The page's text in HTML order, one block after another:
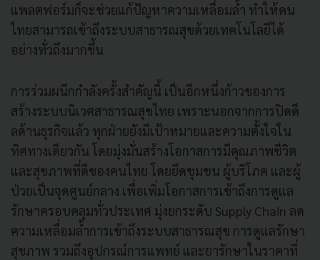
แพลตฟอร์มก็จะช่วยแก้ปัญหาความเหลื่อมล้ำ ทำให้คน
ไทยสามารถเข้าถึงระบบสาธารณสุขด้วยเทคโนโลยีได้
อย่างทั่วถึงมากขึ้น
การร่วมผนึกกำลังครั้งสำคัญนี้ เป็นอีกหนึ่งก้าวของการ
สร้างระบบนิเวศสาธารณสุขไทย เพราะนอกจากการปิดดี
ลด้านธุรกิจแล้ว ทุกฝ่ายยังมีเป้าหมายและความตั้งใจใน
ทิศทางเดียวกัน โดยมุ่งมั่นสร้างโอกาสการมีคุณภาพชีวิต
และสุขภาพที่ดีของคนไทย โดยยึดชุมชน ผู้บริโภค และผู้
ป่วยเป็นจุดศูนย์กลาง เพื่อเพิ่มโอกาสการเข้าถึงการดูแล
รักษาครอบคลุมทั่วประเทศ มุ่งยกระดับ Supply Chain ลด
ความเหลื่อมล้ำการเข้าถึงระบบสาธารณสุข การดูแลรักษา
สุขภาพ รวมถึงอุปกรณ์การแพทย์ และยารักษาในราคาที่